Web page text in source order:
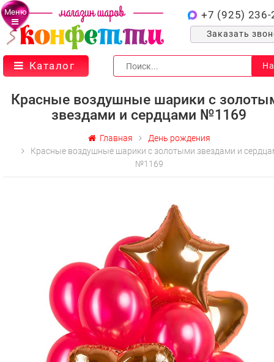
Меню +7 (925) 236-
Заказать
Каталог
Красные воздушные шарики с
звездами и сердцами №1169
Главная
День рождения
Красные воздушные шарики с золотыми звездами и
№1169